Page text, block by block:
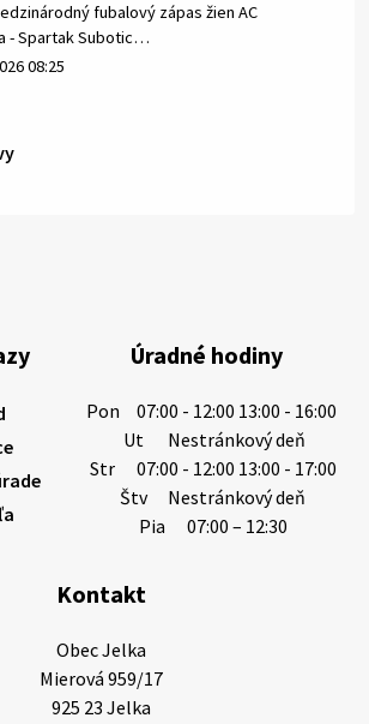
fubalový zápas žien AC
- Spartak Subotic…
08:25
08:13
zdrojov.
vodárenská spoločnosť preto
08:12
13:10
05.08.2026 1/ Vážení obyvatelia!S
Vám oznamujeme, že vo veku
opustila Irena Tanková, rodená
zosnulej bude dňa 6.08.20…
Úradné hodiny
Pon
07:00 - 12:00 13:00 - 16:00
Ut
Nestránkový deň
Str
07:00 - 12:00 13:00 - 17:00
Štv
Nestránkový deň
Pia
07:00 – 12:30
Kontakt
Obec Jelka
Mierová 959/17
925 23 Jelka